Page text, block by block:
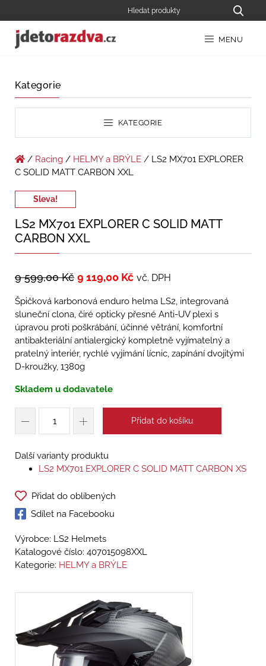
MENU
Kategorie
KATEGORIE
/ Racing / HELMY a BRÝLE / LS2 MX701 EXPLORER
C SOLID MATT CARBON XXL
Sleva!
LS2 MX701 EXPLORER C SOLID MATT
CARBON XXL
9 599,00Kč 9 119,00 Kč vč. DPH
Špičková karbonová enduro helma LS2, integrovaná
sluneční clona, čiré opticky přesné Anti-UV plexi s
úpravou proti poškrábání, účinné větrání, komfortní
antibakteriální antialergický kompletně vyjímatelný a
pratelný interiér, rychlé vyjímání lícnic, zapínání dvojitými
D-kroužky, 1380g
Skladem u dodavatele
Přidat do košíku
Další varianty produktu
LS2 MX701 EXPLORER C SOLID MATT CARBON XS
Přidat do oblíbených
Sdílet na Facebooku
Výrobce: LS2 Helmets
Katalogové číslo: 407015098XXL
Kategorie: HELMY a BRÝLE